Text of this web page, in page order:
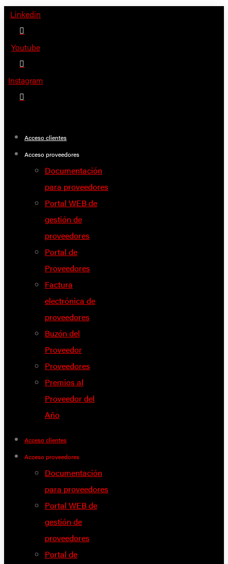
Saltar
contenido
Linkedin
Youtube
Instagram
Acceso clientes
Acceso proveedores
Documentación
para proveedores
Portal WEB de
gestión de
proveedores
Portal de
Proveedores
Factura
electrónica de
proveedores
Buzón del
Proveedor
Proveedores
Premios al
Proveedor del
Año
Acceso clientes
Acceso proveedores
Documentación
para proveedores
Portal WEB de
gestión de
proveedores
Portal de